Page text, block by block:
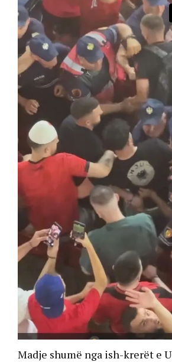
Madje shumë nga ish-krerët e